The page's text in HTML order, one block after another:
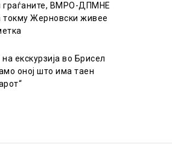
граѓаните, ВМРО-ДПМНЕ
токму Жерновски живее
екскурзија во Брисел
оној што има таен